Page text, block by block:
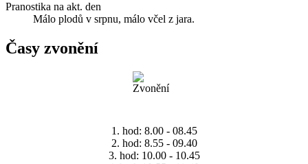
Pranostika na akt. den
Málo plodů v srpnu, málo včel z jara.
Časy zvonění
1. hod: 8.00 - 08.45
2. hod: 8.55 - 09.40
3. hod: 10.00 - 10.45